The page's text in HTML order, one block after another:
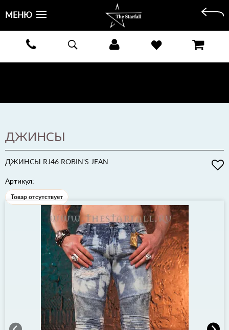
БЕСПЛАТНАЯ ДОСТАВКА КУРЬЕРОМ ИЛИ ПОЧТОЙ ПО ВСЕЙ РОССИИ! ОПЛАТА ПРИ ПОЛУЧЕНИИ
ПОДРОБНЕЕ >
МЕНЮ
ДЖИНСЫ
ДЖИНСЫ RJ46 ROBIN'S JEAN
Артикул:
Товар отсутствует